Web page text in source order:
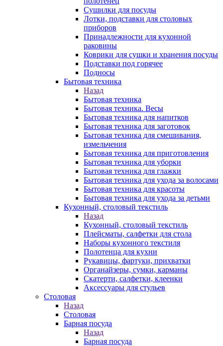
Сушилки для посуды
Лотки, подставки для столовых
приборов
Принадлежности для кухонной
раковины
Коврики для сушки и хранения посуды
Подставки под горячее
Подносы
Бытовая техника
Назад
Бытовая техника
Бытовая техника. Весы
Бытовая техника для напитков
Бытовая техника для заготовок
Бытовая техника для смешивания,
измельчения
Бытовая техника для приготовления
Бытовая техника для уборки
Бытовая техника для глажки
Бытовая техника для ухода за волосами
Бытовая техника для красоты
Бытовая техника для ухода за детьми
Кухонный, столовый текстиль
Назад
Кухонный, столовый текстиль
Плейсматы, салфетки для стола
Наборы кухонного текстиля
Полотенца для кухни
Рукавицы, фартуки, прихватки
Органайзеры, сумки, карманы
Скатерти, салфетки, клеенки
Аксессуары для стульев
Столовая
Назад
Столовая
Барная посуда
Назад
Барная посуда